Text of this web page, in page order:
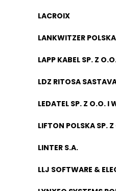
LACROIX
LANKWITZER
LAPP KABEL SP. Z
LDZ RITOSA
LEDATEL SP. Z O.O. I
LIFTON POLSKA SP.
LINTER S.A.
LLJ SOFTWARE &